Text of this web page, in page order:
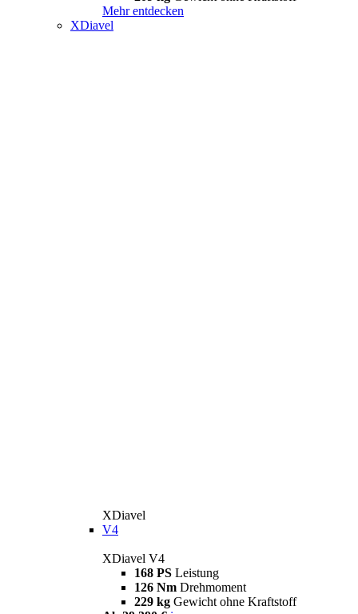
Mehr entdecken
XDiavel
XDiavel
V4
XDiavel V4
168 PS Leistung
126 Nm Drehmoment
229 kg Gewicht ohne Kraftstoff